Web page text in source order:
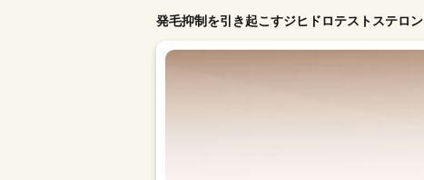
発毛抑制を引き起こすジヒドロテストステロン